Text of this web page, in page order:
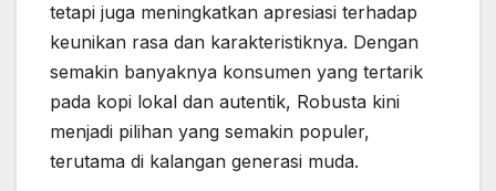
tetapi juga meningkatkan apresiasi terhadap
keunikan rasa dan karakteristiknya. Dengan
semakin banyaknya konsumen yang tertarik
pada kopi lokal dan autentik, Robusta kini
menjadi pilihan yang semakin populer,
terutama di kalangan generasi muda.